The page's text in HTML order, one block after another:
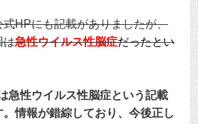
HPにも記載がありましたが、
は急性ウイルス性脳症だったとい
急性ウイルス性脳症という記載
情報が錯綜しており、今後正し